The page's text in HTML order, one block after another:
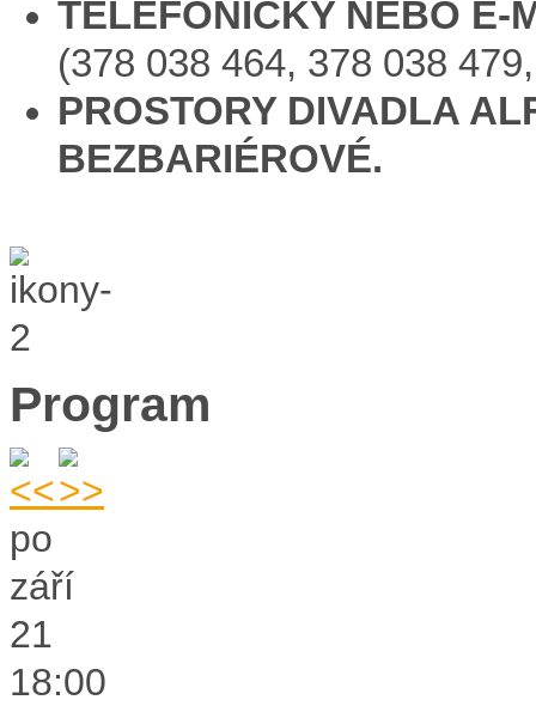
TELEFONICKY NEBO E-
(378 038 464, 378 038
PROSTORY DIVADLA
BEZBARIÉROVÉ.
Program
po
září
21
18:00